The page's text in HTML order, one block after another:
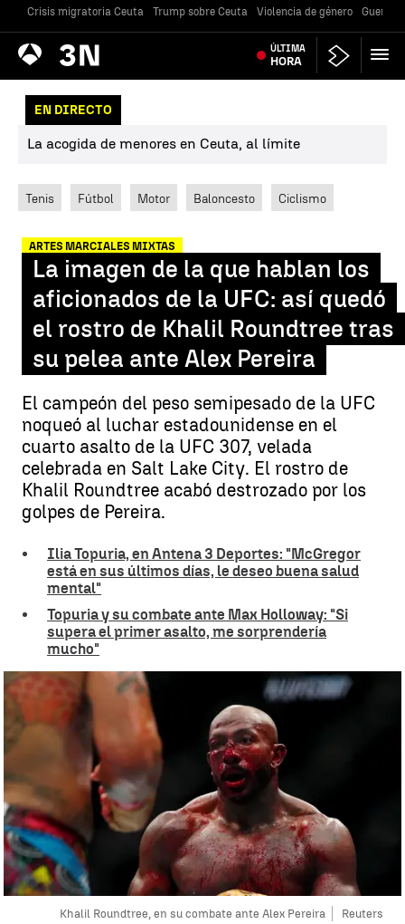
Crisis migratoria Ceuta Trump sobre Ceuta Violencia de género Guerra
Antena
3 Noticias ÚLTIMA
HORA
EN DIRECTO
La acogida de menores en Ceuta, al límite
Tenis Fútbol Motor Baloncesto Ciclismo
ARTES MARCIALES MIXTAS
La imagen de la que hablan los
aficionados de la UFC: así quedó
el rostro de Khalil Roundtree tras
su pelea ante Alex Pereira
El campeón del peso semipesado de la UFC
noqueó al luchar estadounidense en el
cuarto asalto de la UFC 307, velada
celebrada en Salt Lake City. El rostro de
Khalil Roundtree acabó destrozado por los
golpes de Pereira.
Ilia Topuria, en Antena 3 Deportes: "McGregor
está en sus últimos días, le deseo buena salud
mental"
Topuria y su combate ante Max Holloway: "Si
supera el primer asalto, me sorprendería
mucho"
Khalil Roundtree, en su combate ante Alex Pereira Reuters